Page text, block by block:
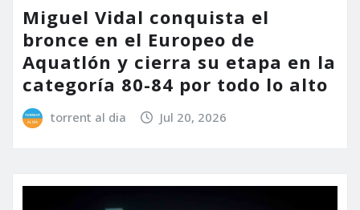
Miguel Vidal conquista el
bronce en el Europeo de
Aquatlón y cierra su etapa en la
categoría 80-84 por todo lo alto
torrent al dia Jul 20, 2026